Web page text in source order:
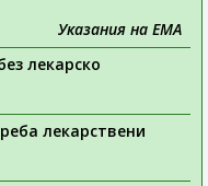
Указания на ЕМА
лекарско
лекарствени